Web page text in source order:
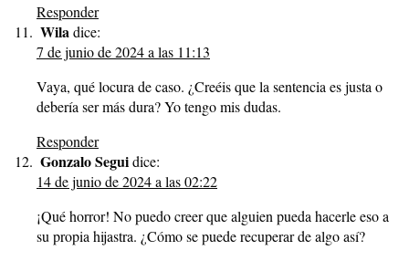
Responder
Wiladice:
7 de junio de 2024 a las 11:13
Vaya, qué locura de caso. ¿Creéis que la sentencia es justa o
debería ser más dura? Yo tengo mis dudas.
Responder
Gonzalo Seguidice:
14 de junio de 2024 a las 02:22
¡Qué horror! No puedo creer que alguien pueda hacerle eso a
su propia hijastra. ¿Cómo se puede recuperar de algo así?